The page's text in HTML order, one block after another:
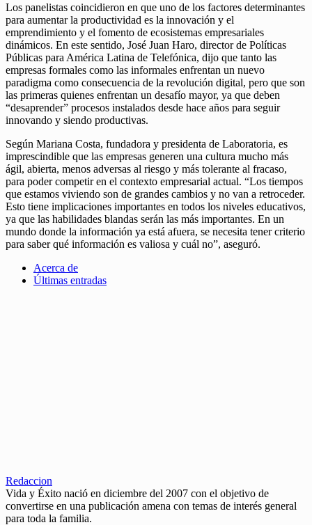
Los panelistas coincidieron en que uno de los factores determinantes
para aumentar la productividad es la innovación y el
emprendimiento y el fomento de ecosistemas empresariales
dinámicos. En este sentido, José Juan Haro, director de Políticas
Públicas para América Latina de Telefónica, dijo que tanto las
empresas formales como las informales enfrentan un nuevo
paradigma como consecuencia de la revolución digital, pero que son
las primeras quienes enfrentan un desafío mayor, ya que deben
“desaprender” procesos instalados desde hace años para seguir
innovando y siendo productivas.
Según Mariana Costa, fundadora y presidenta de Laboratoria, es
imprescindible que las empresas generen una cultura mucho más
ágil, abierta, menos adversas al riesgo y más tolerante al fracaso,
para poder competir en el contexto empresarial actual. “Los tiempos
que estamos viviendo son de grandes cambios y no van a retroceder.
Esto tiene implicaciones importantes en todos los niveles educativos,
ya que las habilidades blandas serán las más importantes. En un
mundo donde la información ya está afuera, se necesita tener criterio
para saber qué información es valiosa y cuál no”, aseguró.
Acerca de
Últimas entradas
Redaccion
Vida y Éxito nació en diciembre del 2007 con el objetivo de
convertirse en una publicación amena con temas de interés general
para toda la familia.